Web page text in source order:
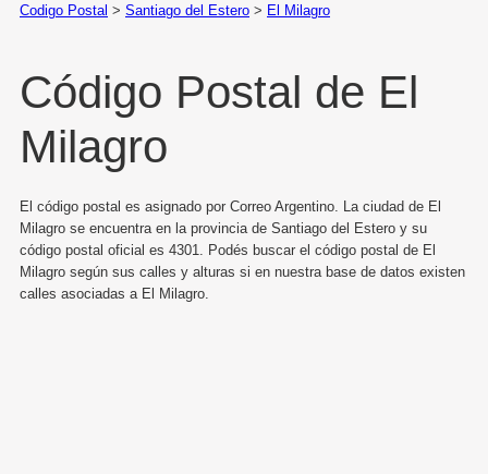
Codigo Postal > Santiago del Estero > El Milagro
Código Postal de El
Milagro
El código postal es asignado por Correo Argentino. La ciudad de El
Milagro se encuentra en la provincia de Santiago del Estero y su
código postal oficial es 4301. Podés buscar el código postal de El
Milagro según sus calles y alturas si en nuestra base de datos existen
calles asociadas a El Milagro.